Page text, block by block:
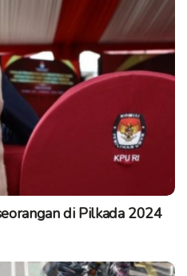
dari saksi mata, insiden
18.30 WIB. Kendaraan
di Pilkada 2024